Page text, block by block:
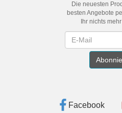
Die neuesten
besten Angebote
Ihr nichts
Facebook